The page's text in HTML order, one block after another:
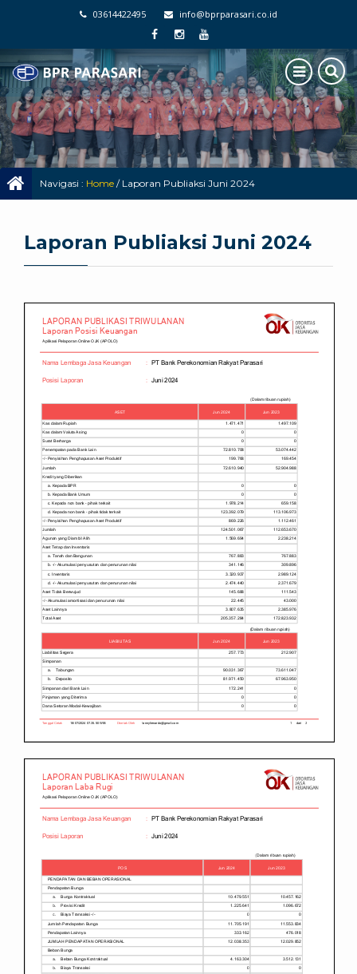
03614422495 info@bprparasari.co.id
Navigasi : Home / Laporan Publiaksi Juni 2024
Laporan Publiaksi Juni 2024